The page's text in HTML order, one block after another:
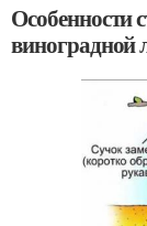
Особенности
виноградной